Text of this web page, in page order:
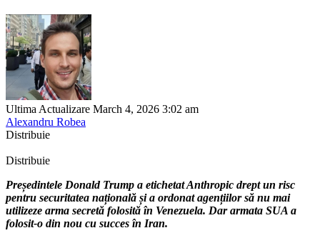
Ultima Actualizare March 4, 2026 3:02 am
Alexandru Robea
Distribuie
Distribuie
Președintele Donald Trump a etichetat Anthropic drept un risc
pentru securitatea națională și a ordonat agențiilor să nu mai
utilizeze arma secretă folosită în Venezuela. Dar armata SUA a
folosit-o din nou cu succes în Iran.